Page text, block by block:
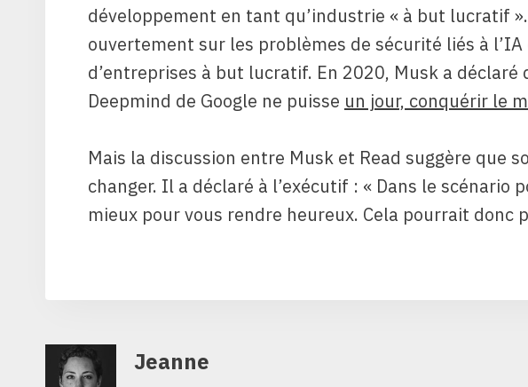
développement en tant qu’industrie « à but lucratif
ouvertement sur les problèmes de sécurité liés à
d’entreprises à but lucratif. En 2020, Musk a déclaré
Deepmind de Google ne puisse un jour, conquérir le
Mais la discussion entre Musk et Read suggère que
changer. Il a déclaré à l’exécutif : « Dans le scénario
mieux pour vous rendre heureux. Cela pourrait donc
Jeanne